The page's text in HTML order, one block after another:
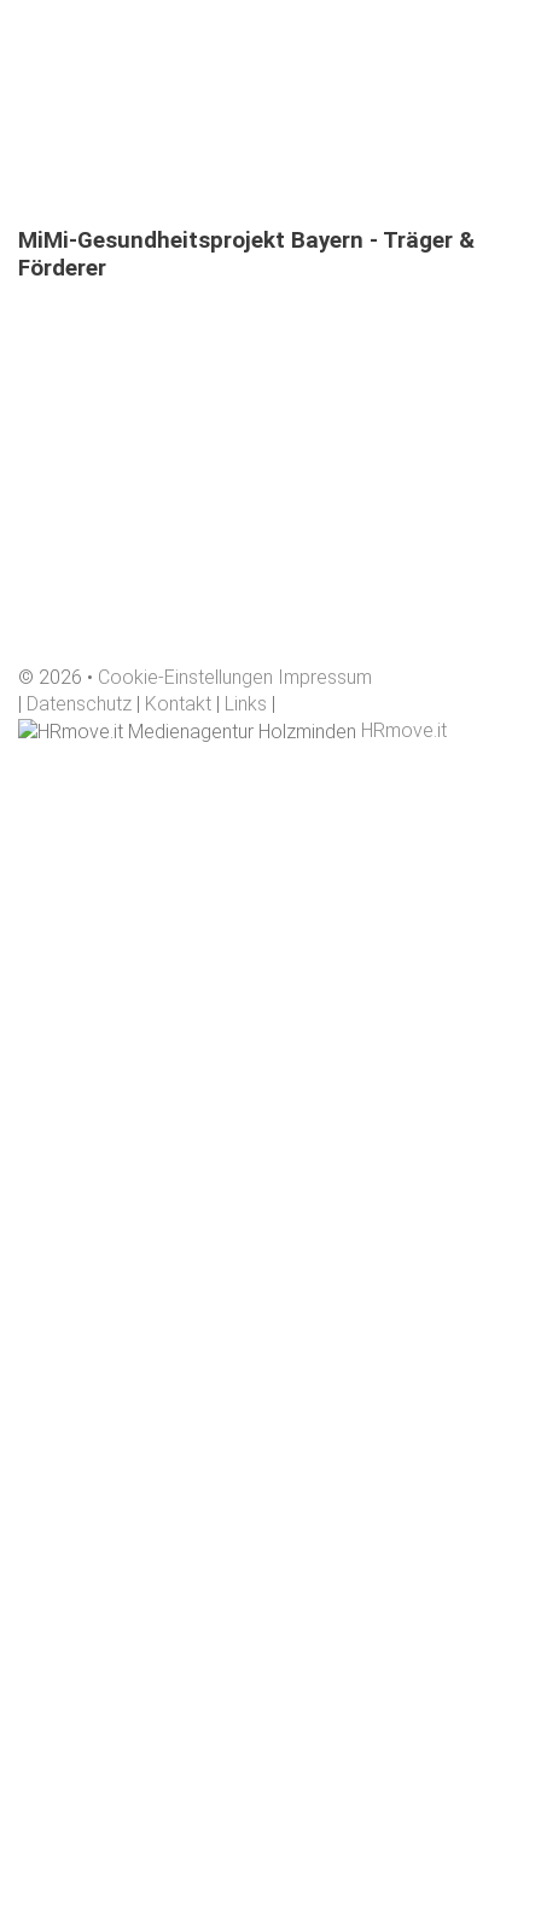
MiMi-Gesundheitsprojekt Bayern - Träger &
Förderer
© 2026 Cookie-Einstellungen Impressum
Datenschutz Kontakt Links
HRmove.it